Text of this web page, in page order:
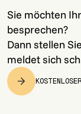
Sie möchten
besprechen?
Dann stellen
meldet sich